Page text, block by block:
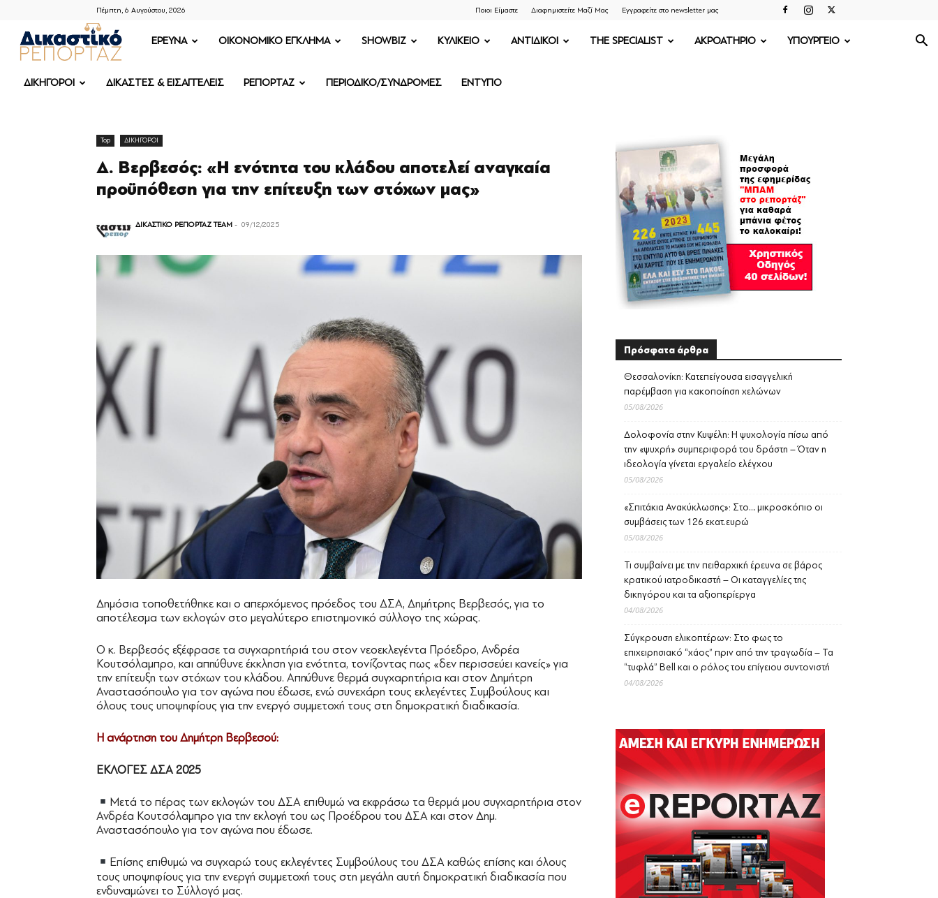
Πέμπτη, 6 Αυγούστου, 2026 Ποιοι Είμαστε Διαφημιστείτε Μαζί Μας Εγγραφείτε στο newsletter μας
ΔΙΚΑΣΤΙΚΟ
ΡΕΠΟΡΤΑΖ
ΕΡΕΥΝΑ OIKONOMIKO ΕΓΚΛΗΜΑ SHOWBIZ ΚΥΛΙΚΕΙΟ ΑΝΤΙΔΙΚΟΙ THE SPECIALIST ΑΚΡΟΑΤΗΡΙΟ ΥΠΟΥΡΓΕΙΟ
ΔΙΚΗΓΟΡΟΙ ΔΙΚΑΣΤΕΣ & ΕΙΣΑΓΓΕΛΕΙΣ ΡΕΠΟΡΤΑΖ ΠΕΡΙΟΔΙΚΟ/ΣΥΝΔΡΟΜΕΣ ΕΝΤΥΠΟ
Top ΔΙΚΗΓΟΡΟΙ
Δ. Βερβεσός: «Η ενότητα του κλάδου αποτελεί αναγκαία
προϋπόθεση για την επίτευξη των στόχων μας»
ΔΙΚΑΣΤΙΚΟ ΡΕΠΟΡΤΑΖ TEAM - 09/12/2025
Δημόσια τοποθετήθηκε και ο απερχόμενος πρόεδος του ΔΣΑ, Δημήτρης Βερβεσός, για το
αποτέλεσμα των εκλογών στο μεγαλύτερο επιστημονικό σύλλογο της χώρας.
Ο κ. Βερβεσός εξέφρασε τα συγχαρητήριά του στον νεοεκλεγέντα Πρόεδρο, Ανδρέα
Κουτσόλαμπρο, και απηύθυνε έκκληση για ενότητα, τονίζοντας πως «δεν περισσεύει κανείς» για
την επίτευξη των στόχων του κλάδου. Απηύθυνε θερμά συγχαρητήρια και στον Δημήτρη
Αναστασόπουλο για τον αγώνα που έδωσε, ενώ συνεχάρη τους εκλεγέντες Συμβούλους και
όλους τους υποψηφίους για την ενεργό συμμετοχή τους στη δημοκρατική διαδικασία.
Η ανάρτηση του Δημήτρη Βερβεσού:
ΕΚΛΟΓΕΣ ΔΣΑ 2025
Μετά το πέρας των εκλογών του ΔΣΑ επιθυμώ να εκφράσω τα θερμά μου συγχαρητήρια στον
Ανδρέα Κουτσόλαμπρο για την εκλογή του ως Προέδρου του ΔΣΑ και στον Δημ.
Αναστασόπουλο για τον αγώνα που έδωσε.
Επίσης επιθυμώ να συγχαρώ τους εκλεγέντες Συμβούλους του ΔΣΑ καθώς επίσης και όλους
τους υποψηφίους για την ενεργή συμμετοχή τους στη μεγάλη αυτή δημοκρατική διαδικασία που
ενδυναμώνει το Σύλλογό μας.
Πρόσφατα άρθρα
Θεσσαλονίκη: Κατεπείγουσα εισαγγελική
παρέμβαση για κακοποίηση χελώνων
05/08/2026
Δολοφονία στην Κυψέλη: Η ψυχολογία πίσω από
την «ψυχρή» συμπεριφορά του δράστη – Όταν η
ιδεολογία γίνεται εργαλείο ελέγχου
05/08/2026
«Σπιτάκια Ανακύκλωσης»: Στο… μικροσκόπιο οι
συμβάσεις των 126 εκατ.ευρώ
05/08/2026
Τι συμβαίνει με την πειθαρχική έρευνα σε βάρος
κρατικού ιατροδικαστή – Οι καταγγελίες της
δικηγόρου και τα αξιοπερίεργα
04/08/2026
Σύγκρουση ελικοπτέρων: Στο φως το
επιχειρησιακό “χάος” πριν από την τραγωδία – Τα
“τυφλά” Bell και ο ρόλος του επίγειου συντονιστή
04/08/2026